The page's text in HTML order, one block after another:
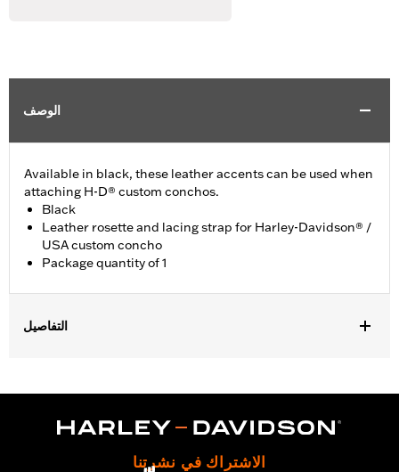
الوصف
Available in black, these leather accents can be used when
attaching H-D® custom conchos.
Black
Leather rosette and lacing strap for Harley-Davidson® /
USA custom concho
Package quantity of 1
التفاصيل
Sold Separately:Conchos
الاشتراك في نشرتنا